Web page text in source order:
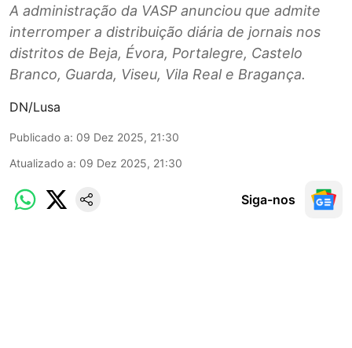
A administração da VASP anunciou que admite
interromper a distribuição diária de jornais nos
distritos de Beja, Évora, Portalegre, Castelo
Branco, Guarda, Viseu, Vila Real e Bragança.
DN/Lusa
Publicado a: 09 Dez 2025, 21:30
Atualizado a: 09 Dez 2025, 21:30
Siga-nos